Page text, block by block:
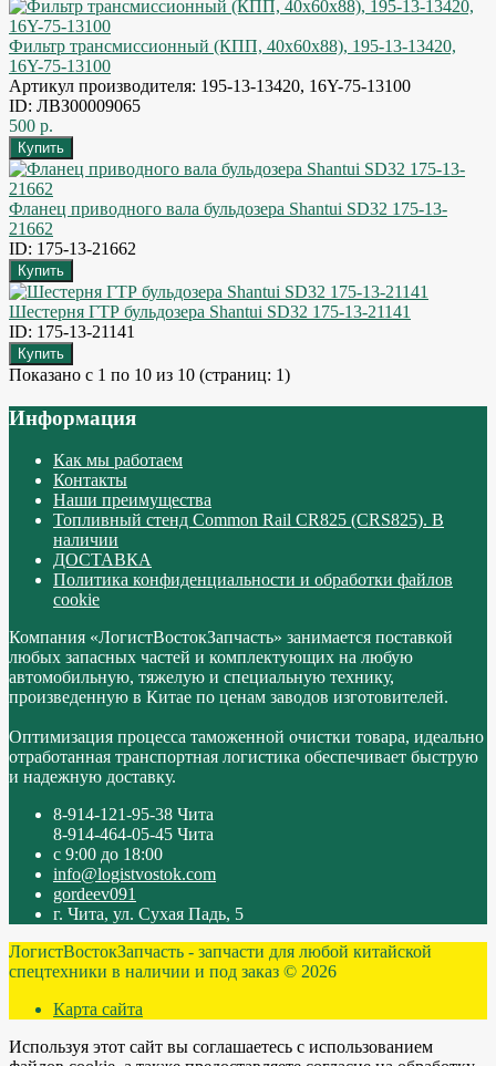
Фильтр трансмиссионный (КПП, 40x60x88), 195-13-13420,
16Y-75-13100
Артикул производителя: 195-13-13420, 16Y-75-13100
ID: ЛВЗ00009065
500 р.
Фланец приводного вала бульдозера Shantui SD32 175-13-
21662
ID: 175-13-21662
Шестерня ГТР бульдозера Shantui SD32 175-13-21141
ID: 175-13-21141
Показано с 1 по 10 из 10 (страниц: 1)
Информация
Как мы работаем
Контакты
Наши преимущества
Топливный стенд Common Rail CR825 (CRS825). В
наличии
ДОСТАВКА
Политика конфиденциальности и обработки файлов
cookie
Компания «ЛогистВостокЗапчасть» занимается поставкой
любых запасных частей и комплектующих на любую
автомобильную, тяжелую и специальную технику,
произведенную в Китае по ценам заводов изготовителей.
Оптимизация процесса таможенной очистки товара, идеально
отработанная транспортная логистика обеспечивает быструю
и надежную доставку.
8-914-121-95-38 Чита
8-914-464-05-45 Чита
с 9:00 до 18:00
info@logistvostok.com
gordeev091
г. Чита, ул. Сухая Падь, 5
ЛогистВостокЗапчасть - запчасти для любой китайской
спецтехники в наличии и под заказ © 2026
Карта сайта
Используя этот сайт вы соглашаетесь с использованием